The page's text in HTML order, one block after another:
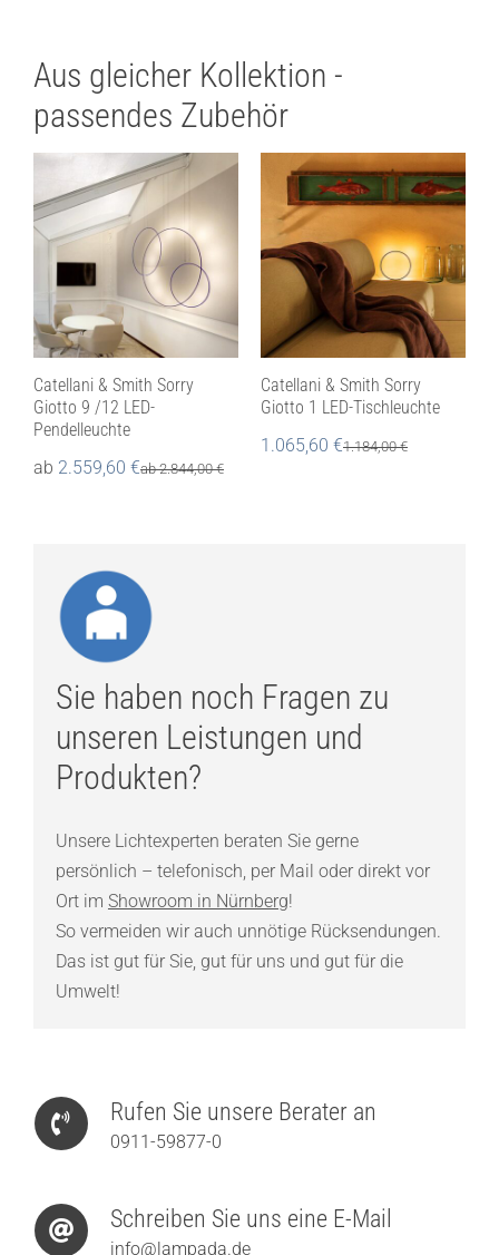
Aus gleicher Kollektion -
passendes Zubehör
Catellani & Smith Sorry
Giotto 9 /12 LED-
Pendelleuchte
ab 2.559,60 €ab2.844,00€
Catellani & Smith Sorry
Giotto 1 LED-Tischleuchte
1.065,60 €1.184,00€
Sie haben noch Fragen zu
unseren Leistungen und
Produkten?
Unsere Lichtexperten beraten Sie gerne
persönlich – telefonisch, per Mail oder direkt vor
Ort im Showroom in Nürnberg!
So vermeiden wir auch unnötige Rücksendungen.
Das ist gut für Sie, gut für uns und gut für die
Umwelt!
Rufen Sie unsere Berater an
0911-59877-0
Schreiben Sie uns eine E-Mail
info@lampada.de